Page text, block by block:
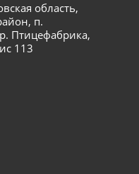
область,
п.
Птицефабрика,
113